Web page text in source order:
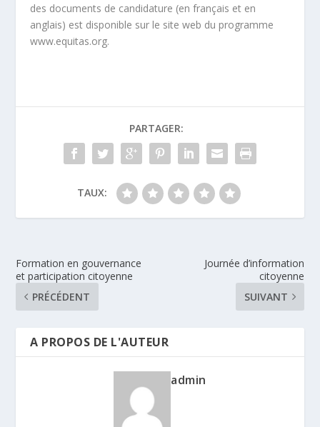
des documents de candidature (en français et en
anglais) est disponible sur le site web du programme
www.equitas.org.
PARTAGER:
TAUX:
Formation en gouvernance
et participation citoyenne
PRÉCÉDENT
Journée d’information
citoyenne
SUIVANT
A PROPOS DE L'AUTEUR
admin